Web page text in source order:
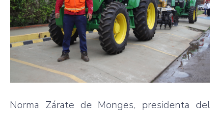
Norma Zárate de Monges, presidenta del